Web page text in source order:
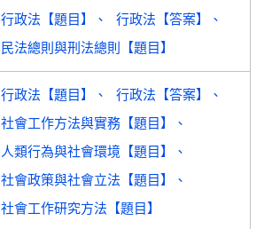
行政法【題目】
行政法【答案】
民法總則與刑法總則【題目】
行政法【題目】
行政法【答案】
社會工作方法與實務【題目】
人類行為與社會環境【題目】
社會政策與社會立法【題目】
社會工作研究方法【題目】